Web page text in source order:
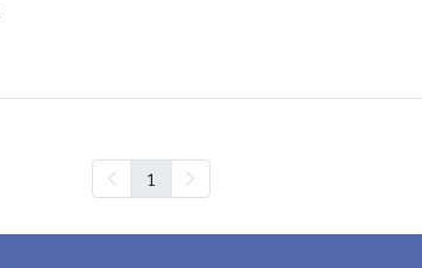
1